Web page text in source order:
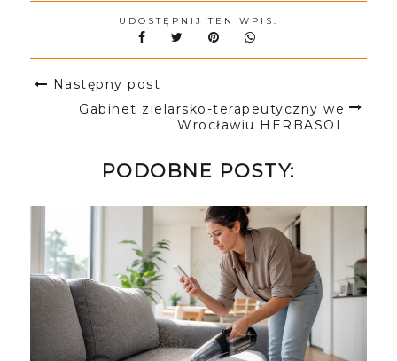
UDOSTĘPNIJ TEN WPIS:
Następny post
Gabinet zielarsko-terapeutyczny we
Wrocławiu HERBASOL
PODOBNE POSTY: